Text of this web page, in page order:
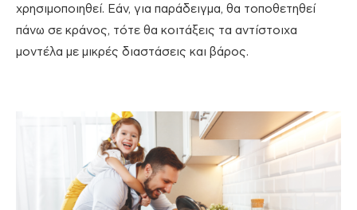
χρησιμοποιηθεί. Εάν, για παράδειγμα, θα τοποθετηθεί
πάνω σε κράνος, τότε θα κοιτάξεις τα αντίστοιχα
μοντέλα με μικρές διαστάσεις και βάρος.